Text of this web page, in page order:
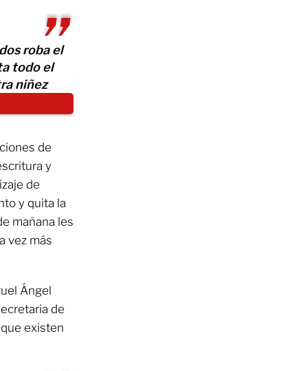
roba el
todo el
niñez
de
y
de
y quita la
mañana les
vez más
Ángel
de
existen